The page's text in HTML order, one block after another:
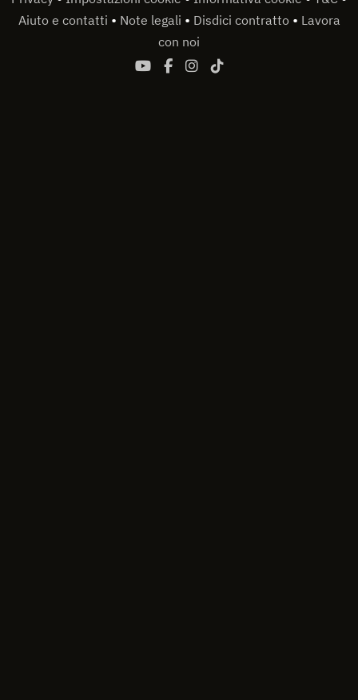
Aiuto e contatti • Note legali • Disdici contratto • Lavora
con noi